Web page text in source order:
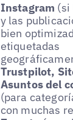
Instagram (si
y las
bien
etiquetadas
Trustpilot,
Asuntos del
(para
con muchas